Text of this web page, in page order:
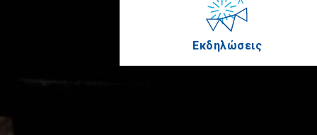
Εκδηλώσεις